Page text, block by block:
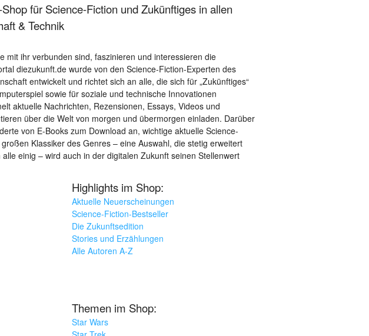
für Science-Fiction und Zukünftiges in allen
& Technik
mit ihr verbunden sind, faszinieren und interessieren die
diezukunft.de wurde von den Science-Fiction-Experten des
entwickelt und richtet sich an alle, die sich für „Zukünftiges“
sowie für soziale und technische Innovationen
aktuelle Nachrichten, Rezensionen, Essays, Videos und
über die Welt von morgen und übermorgen einladen. Darüber
von E-Books zum Download an, wichtige aktuelle Science-
Klassiker des Genres – eine Auswahl, die stetig erweitert
einig – wird auch in der digitalen Zukunft seinen Stellenwert
Highlights im Shop:
Aktuelle Neuerscheinungen
Science-Fiction-Bestseller
Die Zukunftsedition
Stories und Erzählungen
Alle Autoren A-Z
Themen im Shop:
Star Wars